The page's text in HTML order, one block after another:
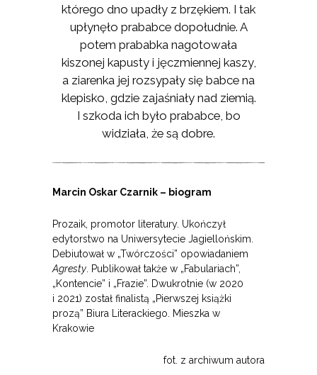
którego dno upadły z brzękiem. I tak
upłynęło prababce dopołudnie. A
potem prababka nagotowała
kiszonej kapusty i jęczmiennej kaszy,
a ziarenka jej rozsypały się babce na
klepisko, gdzie zajaśniały nad ziemią.
I szkoda ich było prababce, bo
widziała, że są dobre.
Marcin Oskar Czarnik – biogram
Prozaik, promotor literatury. Ukończył
edytorstwo na Uniwersytecie Jagiellońskim.
Debiutował w „Twórczości” opowiadaniem
Agresty . Publikował także w „Fabulariach”,
„Kontencie” i „Frazie”. Dwukrotnie (w 2020
i 2021) został finalistą „Pierwszej książki
prozą” Biura Literackiego. Mieszka w
Krakowie
fot. z archiwum autora